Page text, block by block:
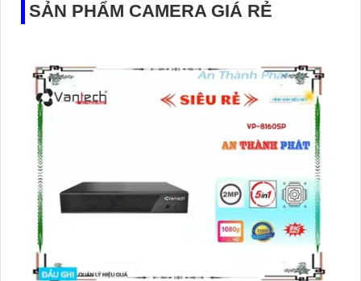
SẢN PHẨM CAMERA GIÁ RẺ